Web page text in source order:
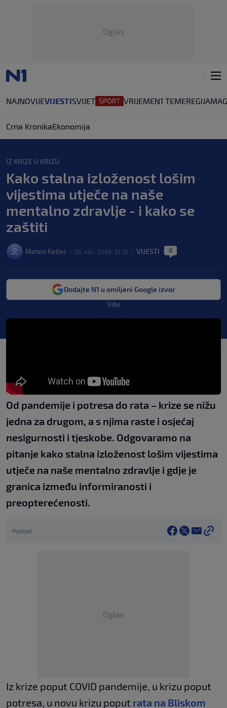
Oglas
NAJNOVIJEVIJESTISVIJET VRIJEMEN1 TEMEREGIJA
Crna KronikaEkonomija
IZ KRIZE U KRIZU
Kako stalna izloženost lošim
vijestima utječe na naše
mentalno zdravlje - i kako se
zaštiti
Mateo Keller 25. ožu. 2026. 21:52 VIJESTI 0
Dodajte N1 u omiljeni Google izvor
Više
Od pandemije i potresa do rata – krize se nižu
jedna za drugom, a s njima raste i osjećaj
nesigurnosti i tjeskobe. Odgovaramo na
pitanje kako stalna izloženost lošim vijestima
utječe na naše mentalno zdravlje i gdje je
granica između informiranosti i
preopterećenosti.
Podijeli
Oglas
Iz krize poput COVID pandemije, u krizu poput
potresa, u novu krizu poput rata na Bliskom